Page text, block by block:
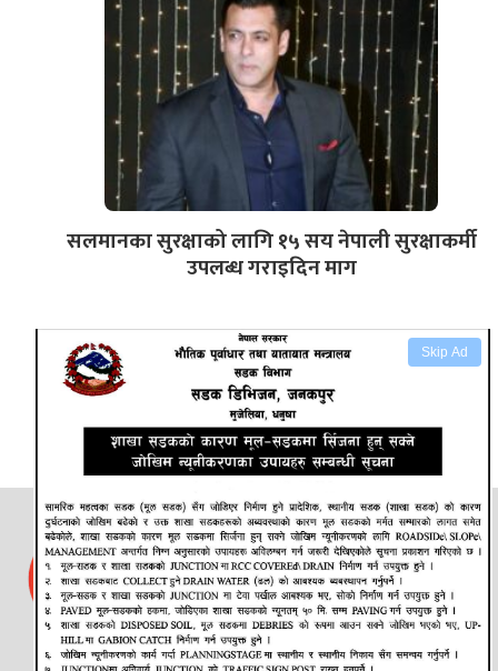
Skip Ad
सलमानका सुरक्षाको लागि १५ सय नेपाली सुरक्षाकर्मी
उपलब्ध गराइदिन माग